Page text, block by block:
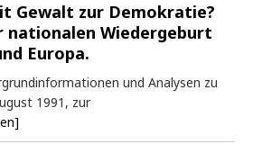
Gewalt zur Demokratie?
nationalen Wiedergeburt
Europa.
und Analysen zu
1991, zur